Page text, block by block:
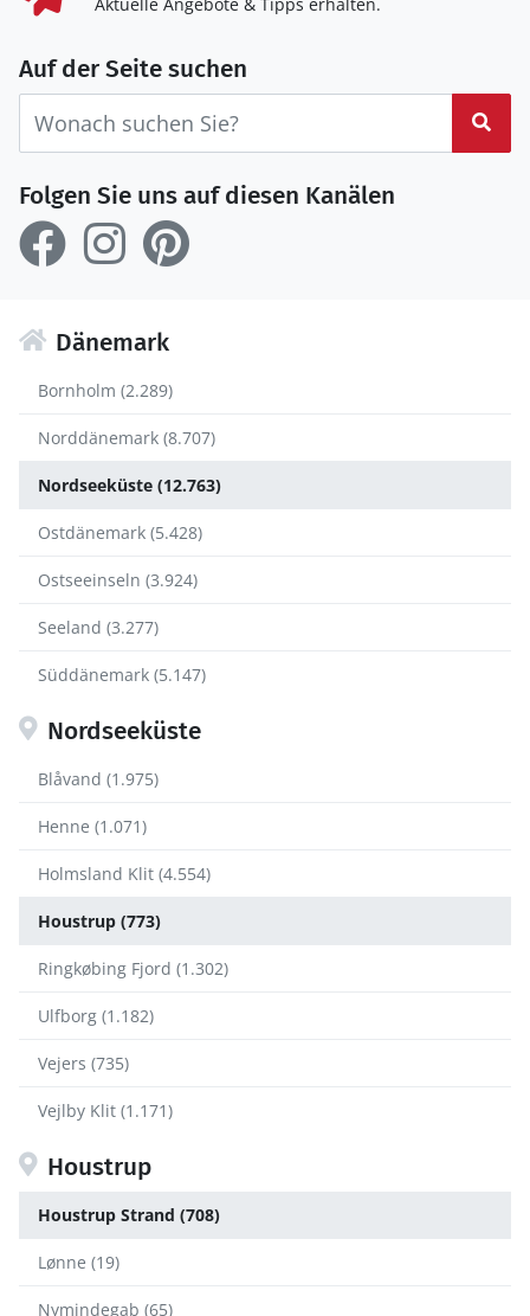
Aktuelle Angebote & Tipps erhalten.
Auf der Seite suchen
Folgen Sie uns auf diesen Kanälen
Dänemark
Bornholm (2.289)
Norddänemark (8.707)
Nordseeküste (12.763)
Ostdänemark (5.428)
Ostseeinseln (3.924)
Seeland (3.277)
Süddänemark (5.147)
Nordseeküste
Blåvand (1.975)
Henne (1.071)
Holmsland Klit (4.554)
Houstrup (773)
Ringkøbing Fjord (1.302)
Ulfborg (1.182)
Vejers (735)
Vejlby Klit (1.171)
Houstrup
Houstrup Strand (708)
Lønne (19)
Nymindegab (65)